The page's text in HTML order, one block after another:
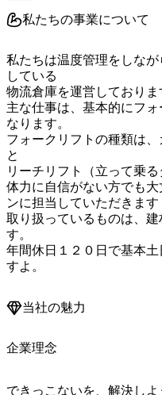
私たちの事業について
私たちは温度管理をしな
している
物流倉庫を運営しておりま
主な仕事は、基本的にフ
なります。
フォークリフトの種類は、
と
リーチリフト（立って乗
体力に自信がない方でも
ンに担当していただきます
取り扱っているものは、
す。
年間休日１２０日で基本
すよ。
当社の魅力
企業理念
できっこないを、解決しよ